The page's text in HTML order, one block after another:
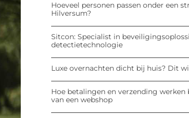
Hoeveel personen passen onder een
Hilversum?
Sitcon: Specialist in
detectietechnologie
Luxe overnachten dicht bij huis? Dit
Hoe betalingen en verzending
van een webshop